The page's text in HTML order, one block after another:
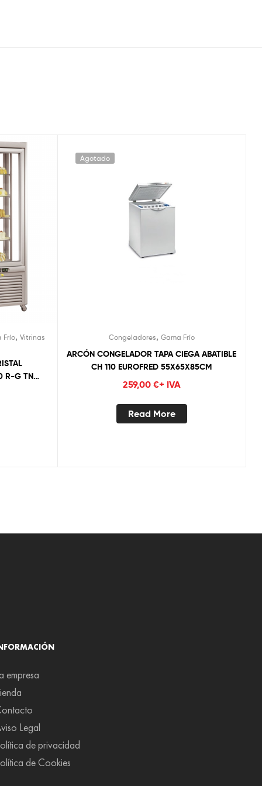
Frío,Vitrinas
R-G TN
5 CRISTAL
Agotado
Congeladores, Gama Frío
ARCÓN CONGELADOR TAPA CIEGA ABATIBLE
CH 110 EUROFRED 55X65X85CM
259,00 €+ IVA
Read More
empresa
Legal
de privacidad
de Cookies